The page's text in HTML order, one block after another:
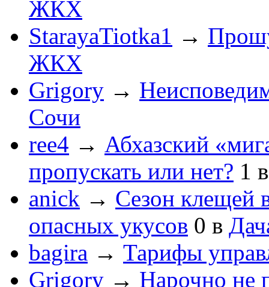
ЖКХ
StarayaTiotka1 →
ЖКХ
Grigory →
Сочи
ree4 → Абхазский
пропускать или нет? 1
anick → Сезон клещей
опасных укусов 0 в
bagira → Тарифы
Grigory → Нарочно не